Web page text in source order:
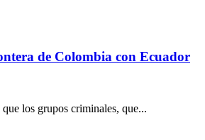
de Colombia con Ecuador
los grupos criminales, que...